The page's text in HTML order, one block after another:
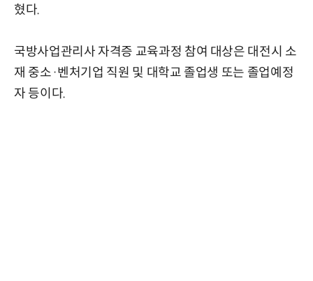
혔다.
국방사업관리사 자격증 교육과정 참여 대상은 대전시 소
재 중소·벤처기업 직원 및 대학교 졸업생 또는 졸업예정
자 등이다.